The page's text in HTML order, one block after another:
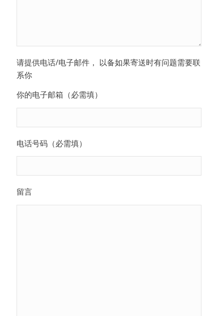
请提供电话/电子邮件， 以备如果寄送时有问题需要联
系你
你的电子邮箱（必需填）
电话号码（必需填）
留言